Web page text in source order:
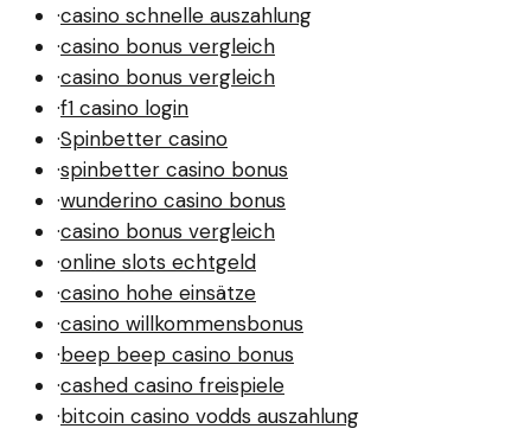
·casino schnelle auszahlung
·casino bonus vergleich
·casino bonus vergleich
·f1 casino login
·Spinbetter casino
·spinbetter casino bonus
·wunderino casino bonus
·casino bonus vergleich
·online slots echtgeld
·casino hohe einsätze
·casino willkommensbonus
·beep beep casino bonus
·cashed casino freispiele
·bitcoin casino vodds auszahlung